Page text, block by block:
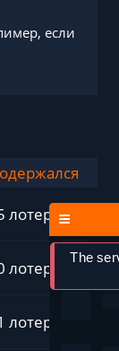
если
лотерей
лотерей
лотерей
The